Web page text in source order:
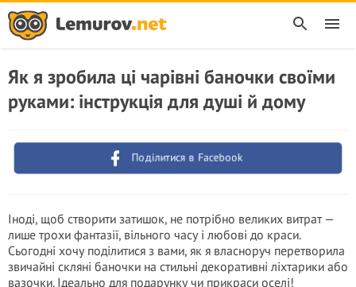
Як я зробила ці чарівні баночки своїми
руками: інструкція для душі й дому
Поділитися в Facebook
Іноді, щоб створити затишок, не потрібно великих витрат —
лише трохи фантазії, вільного часу і любові до краси.
Сьогодні хочу поділитися з вами, як я власноруч перетворила
звичайні скляні баночки на стильні декоративні ліхтарики або
вазочки. Ідеально для подарунку чи прикраси оселі!